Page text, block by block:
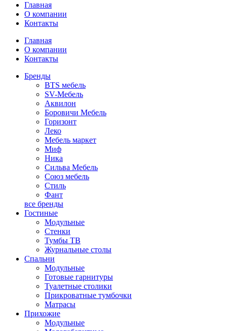
Главная
О компании
Контакты
Главная
О компании
Контакты
Бренды
BTS мебель
SV-Мебель
Аквилон
Боровичи Мебель
Горизонт
Леко
Мебель маркет
Миф
Ника
Сильва Мебель
Союз мебель
Стиль
Фант
все бренды
Гостиные
Модульные
Стенки
Тумбы ТВ
Журнальные столы
Спальни
Модульные
Готовые гарнитуры
Туалетные столики
Прикроватные тумбочки
Матрасы
Прихожие
Модульные